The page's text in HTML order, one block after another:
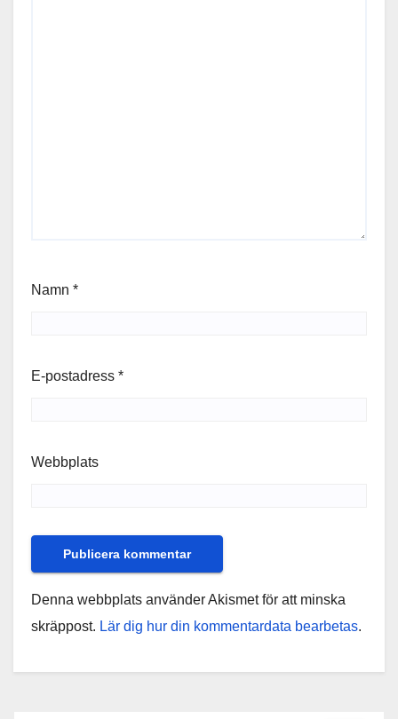
Namn *
E-postadress *
Webbplats
Denna webbplats använder Akismet för att minska
skräppost. Lär dig hur din kommentardata bearbetas.